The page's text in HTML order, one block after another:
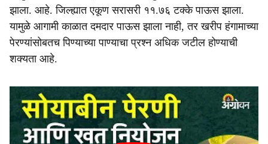
झाला. आहे. जिल्ह्यात एकूण सरासरी ११.७६ टक्के पाऊस झाला.
यामुळे आगामी काळात दमदार पाऊस झाला नाही, तर खरीप हंगामाच्या
पेरण्यांसोबतच पिण्याच्या पाण्याचा प्रश्न अधिक जटील होण्याची
शक्यता आहे.